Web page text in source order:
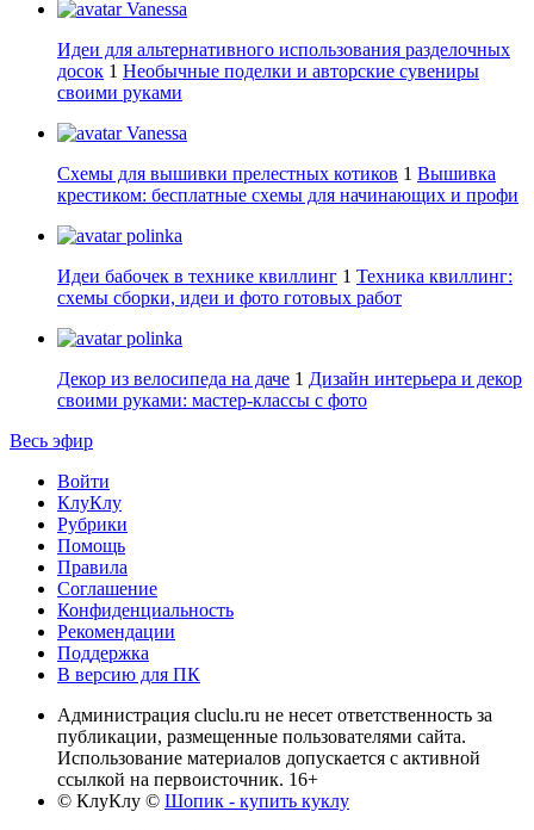
Vanessa
Идеи для альтернативного использования разделочных
досок 1 Необычные поделки и авторские сувениры
своими руками
Vanessa
Схемы для вышивки прелестных котиков 1 Вышивка
крестиком: бесплатные схемы для начинающих и профи
polinka
Идеи бабочек в технике квиллинг 1 Техника квиллинг:
схемы сборки, идеи и фото готовых работ
polinka
Декор из велосипеда на даче 1 Дизайн интерьера и декор
своими руками: мастер-классы с фото
Весь эфир
Войти
КлуКлу
Рубрики
Помощь
Правила
Соглашение
Конфиденциальность
Рекомендации
Поддержка
В версию для ПК
Администрация cluclu.ru не несет ответственность за
публикации, размещенные пользователями сайта.
Использование материалов допускается с активной
ссылкой на первоисточник. 16+
© КлуКлу © Шопик - купить куклу